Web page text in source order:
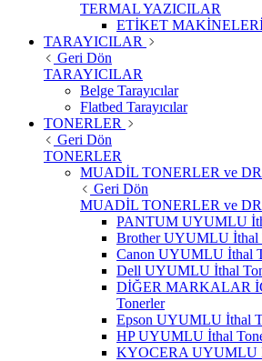
TERMAL YAZICILAR
ETİKET
TARAYICILAR
Geri Dön
TARAYICILAR
Belge Tarayıcılar
Flatbed Tarayıcılar
TONERLER
Geri Dön
TONERLER
MUADİL TONERLER ve
Geri Dön
MUADİL TONERLER ve
PANTUM UYUMLU
Brother UYUMLU İthal
Canon UYUMLU İthal
Dell UYUMLU İthal
DİĞER MARKALAR
Tonerler
Epson UYUMLU İthal
HP UYUMLU İthal
KYOCERA UYUMLU